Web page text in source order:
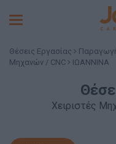
Toggle
Θέσεις Εργασίας Παραγωγή
Μηχανών / CNC
ΙΩΑΝΝΙΝΑ
Χειριστές